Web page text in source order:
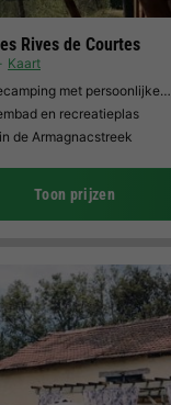
Rives de Courtes
Kaart
met persoonlijke…
en recreatieplas
de Armagnacstreek
Toon prijzen